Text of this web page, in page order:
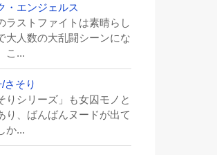
・エンジェルス
ラストファイトは素晴らし
大人数の大乱闘シーンにな
こ...
さそり
りシリーズ」も女囚モノと
り、ばんばんヌードが出て
か...